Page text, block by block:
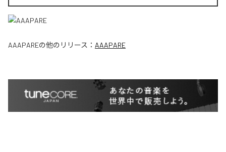
AAAPAREの他のリリース： AAAPARE